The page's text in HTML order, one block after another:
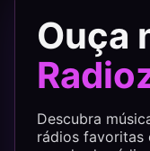
Ouça
Descubra
rádios favoritas